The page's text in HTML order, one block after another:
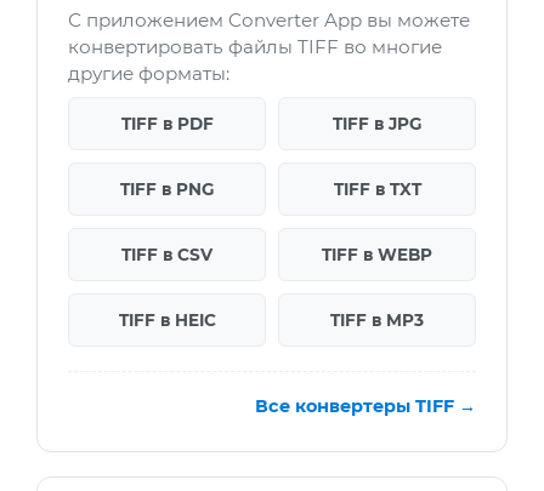
С приложением Converter App вы можете
конвертировать файлы TIFF во многие
другие форматы:
TIFF в PDF TIFF в JPG
TIFF в PNG TIFF в TXT
TIFF в CSV TIFF в WEBP
TIFF в HEIC TIFF в MP3
Все конвертеры TIFF →